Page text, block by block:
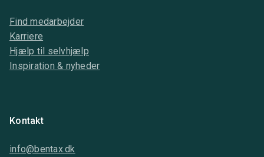
Find medarbejder
Karriere
Hjælp til selvhjælp
Inspiration & nyheder
Kontakt
info@bentax.dk